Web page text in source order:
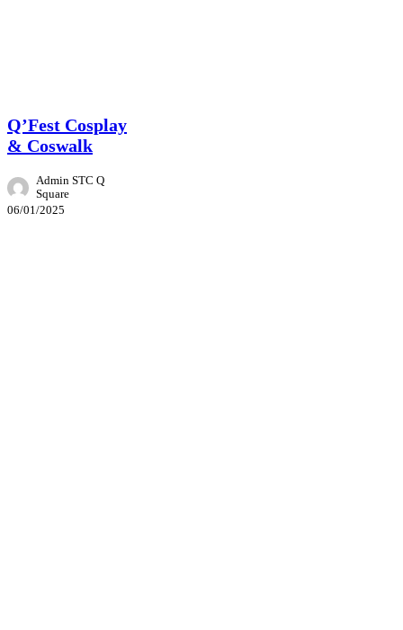
Q’Fest Cosplay
& Coswalk
Admin STC Q
Square
06/01/2025